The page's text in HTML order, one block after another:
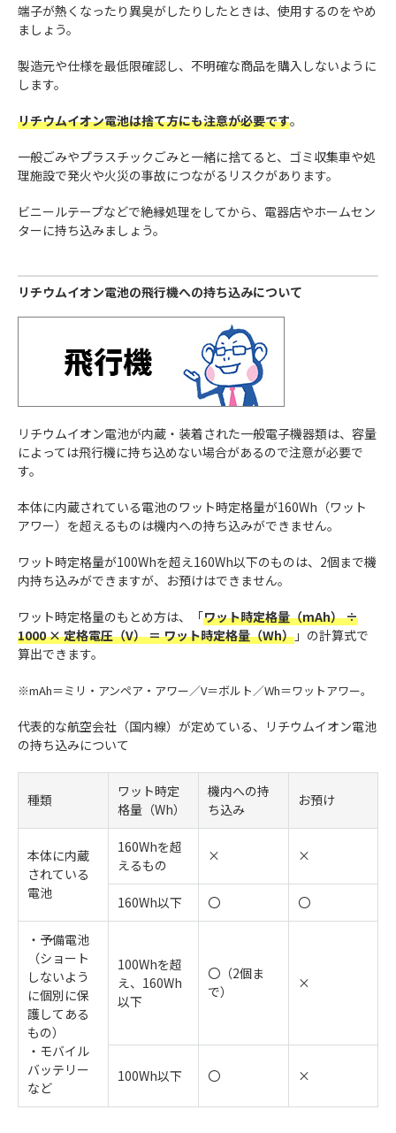
端子が熱くなったり異臭がしたりしたときは、使用するのをやめ
ましょう。
製造元や仕様を最低限確認し、不明確な商品を購入しないように
します。
リチウムイオン電池は捨て方にも注意が必要です。
一般ごみやプラスチックごみと一緒に捨てると、ゴミ収集車や処
理施設で発火や火災の事故につながるリスクがあります。
ビニールテープなどで絶縁処理をしてから、電器店やホームセン
ターに持ち込みましょう。
リチウムイオン電池の飛行機への持ち込みについて
リチウムイオン電池が内蔵・装着された一般電子機器類は、容量
によっては飛行機に持ち込めない場合があるので注意が必要で
す。
本体に内蔵されている電池のワット時定格量が160Wh（ワット
アワー）を超えるものは機内への持ち込みができません。
ワット時定格量が100Whを超え160Wh以下のものは、2個まで機
内持ち込みができますが、お預けはできません。
ワット時定格量のもとめ方は、「ワット時定格量（mAh） ÷
1000 × 定格電圧（V） ＝ ワット時定格量（Wh） 」の計算式で
算出できます。
※mAh＝ミリ・アンペア・アワー／V＝ボルト／Wh＝ワットアワー。
代表的な航空会社（国内線）が定めている、リチウムイオン電池
の持ち込みについて
種類
ワット時定
格量（Wh）
機内への持
ち込み
お預け
本体に内蔵
されている
電池
160Whを超
えるもの
× ×
160Wh以下 〇 〇
・予備電池
（ショート
しないよう
に個別に保
護してある
もの）
・モバイル
バッテリー
など
100Whを超
え、160Wh
以下
〇（2個ま
で）
×
100Wh以下 〇 ×